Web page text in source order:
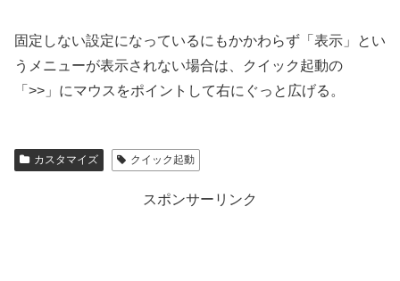
固定しない設定になっているにもかかわらず「表示」とい
うメニューが表示されない場合は、クイック起動の
「>>」にマウスをポイントして右にぐっと広げる。
カスタマイズ クイック起動
スポンサーリンク